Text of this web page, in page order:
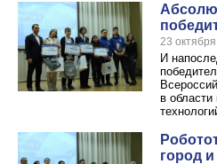
23
И
в
город